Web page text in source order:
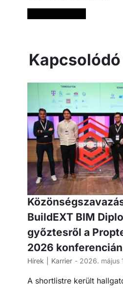
BuildEXT BIM
győztesről a
2026 konferencián
Hírek Karrier - 2026. május
A shortlistre került